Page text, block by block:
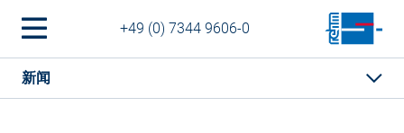
+49 (0) 7344 9606-0
新闻